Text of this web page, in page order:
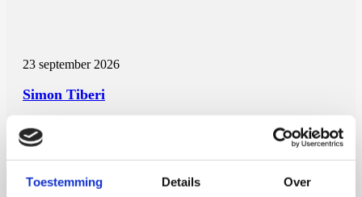
Toestemming Details Over
23 september 2026
Simon Tiberi
Rijksuniversiteit Groningen